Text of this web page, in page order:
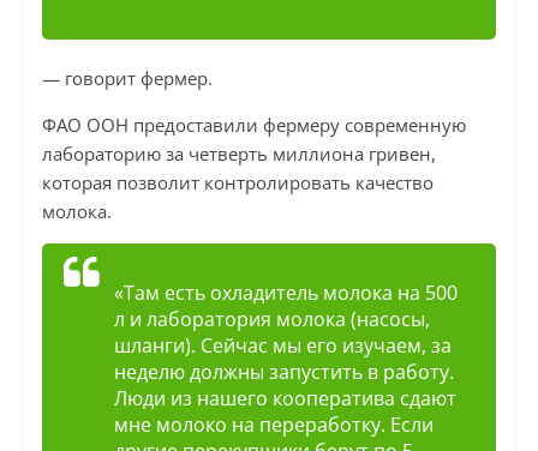
— говорит фермер.
ФАО ООН предоставили фермеру современную
лабораторию за четверть миллиона гривен,
которая позволит контролировать качество
молока.
«Там есть охладитель молока на 500
л и лаборатория молока (насосы,
шланги). Сейчас мы его изучаем, за
неделю должны запустить в работу.
Люди из нашего кооператива сдают
мне молоко на переработку. Если